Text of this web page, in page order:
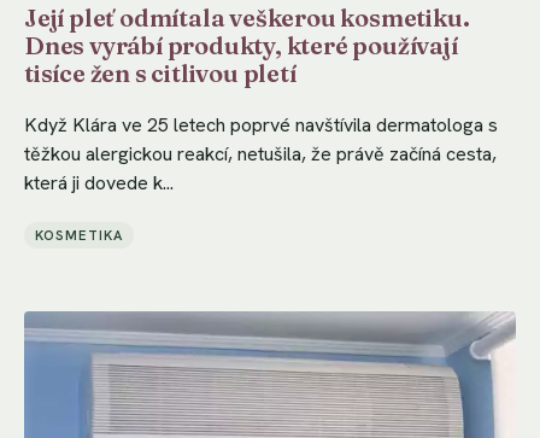
Její pleť odmítala veškerou kosmetiku.
Dnes vyrábí produkty, které používají
tisíce žen s citlivou pletí
Když Klára ve 25 letech poprvé navštívila dermatologa s
těžkou alergickou reakcí, netušila, že právě začíná cesta,
která ji dovede k...
KOSMETIKA